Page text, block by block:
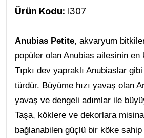
Ürün Kodu: l307
Anubias Petite, akvaryum
popüler olan Anubias ailesinin en
Tıpkı dev yapraklı Anubiaslar
türdür. Büyüme hızı yavaş olan
yavaş ve dengeli adımlar ile
Taşa, köklere ve dekorlara misina
bağlanabilen güçlü bir köke